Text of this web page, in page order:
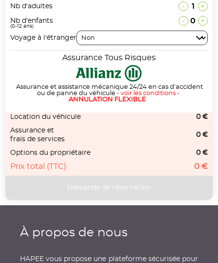
Nb d'adultes - 1 +
Nb d'enfants
(0-12 ans)
- 0 +
Voyage à l'étranger
Assurance Tous Risques
Assurance et assistance mécanique 24/24 en cas d'accident
ou de panne du véhicule - voir les conditions-
ANNULATION FLEXIBLE
Location du véhicule
0 €
Assurance et
frais de services
0 €
Options du propriétaire 0 €
Prix total (TTC) 0 €
À propos de nous
HAPEE vous propose une plateforme sécurisée pour